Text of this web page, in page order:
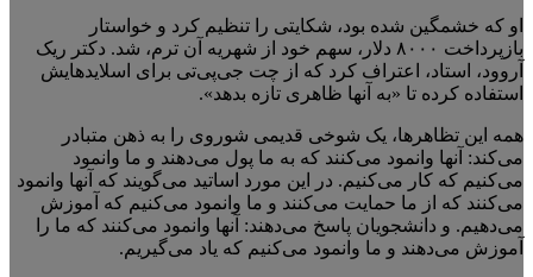
او که خشمگین شده بود، شکایتی را تنظیم کرد و خواستار
بازپرداخت ۸۰۰۰ دلار، سهم خود از شهریه آن ترم، شد. دکتر ریک
آروود، استاد، اعتراف کرد که از چت جی‌پی‌تی برای اسلایدهایش
استفاده کرده تا «به آنها ظاهری تازه بدهد».
همه این تظاهرها، یک شوخی قدیمی شوروی را به ذهن متبادر
می‌کند: آنها وانمود می‌کنند که به ما پول می‌دهند و ما وانمود
می‌کنیم که کار می‌کنیم. در این مورد اساتید می‌گویند که آنها وانمود
می‌کنند که از ما حمایت می‌کنند و ما وانمود می‌کنیم که آموزش
می‌دهیم. و دانشجویان پاسخ می‌دهند: آنها وانمود می‌کنند که ما را
آموزش می‌دهند و ما وانمود می‌کنیم که یاد می‌گیریم.